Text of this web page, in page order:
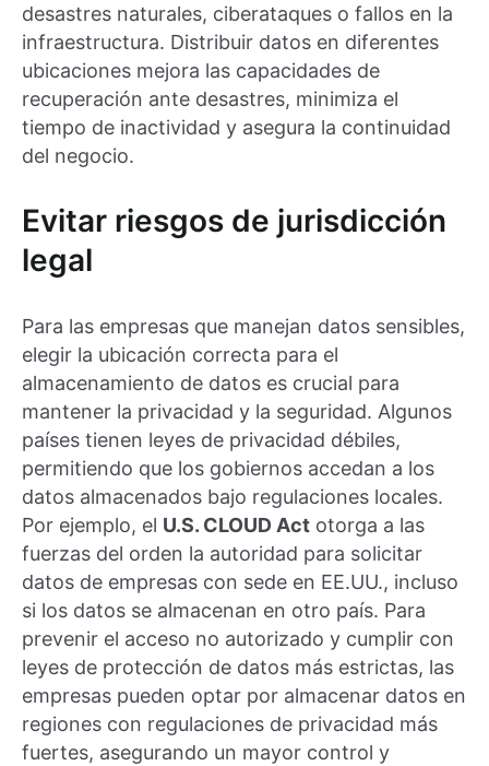
desastres naturales, ciberataques o fallos en la
infraestructura. Distribuir datos en diferentes
ubicaciones mejora las capacidades de
recuperación ante desastres, minimiza el
tiempo de inactividad y asegura la continuidad
del negocio.
Evitar riesgos de jurisdicción
legal
Para las empresas que manejan datos sensibles,
elegir la ubicación correcta para el
almacenamiento de datos es crucial para
mantener la privacidad y la seguridad. Algunos
países tienen leyes de privacidad débiles,
permitiendo que los gobiernos accedan a los
datos almacenados bajo regulaciones locales.
Por ejemplo, el U.S. CLOUD Act otorga a las
fuerzas del orden la autoridad para solicitar
datos de empresas con sede en EE.UU., incluso
si los datos se almacenan en otro país. Para
prevenir el acceso no autorizado y cumplir con
leyes de protección de datos más estrictas, las
empresas pueden optar por almacenar datos en
regiones con regulaciones de privacidad más
fuertes, asegurando un mayor control y